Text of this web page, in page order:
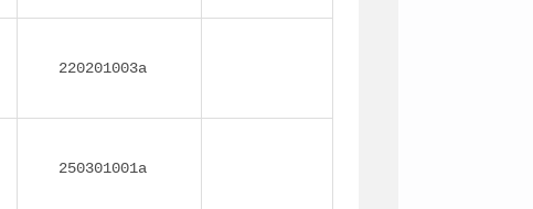
220201003a
250301001a